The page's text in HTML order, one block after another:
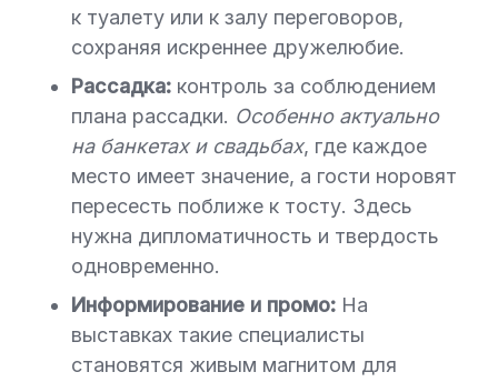
к туалету или к залу переговоров,
сохраняя искреннее дружелюбие.
Рассадка: контроль за соблюдением
плана рассадки. Особенно актуально
на банкетах и свадьбах, где каждое
место имеет значение, а гости норовят
пересесть поближе к тосту. Здесь
нужна дипломатичность и твердость
одновременно.
Информирование и промо: На
выставках такие специалисты
становятся живым магнитом для